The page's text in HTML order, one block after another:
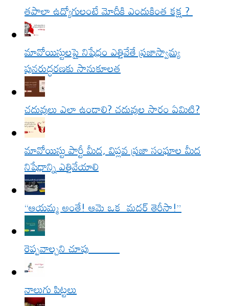
త‌పాలా ఉద్యోగులంటే మోదీకి ఎందుకింత కక్ష ?
మావోయిస్టులపై నిషేధం ఎత్తివేతే ప్రజాస్వామ్య
పునరుద్ధరణకు సానుకూలత
చదువులు ఎలా ఉండాలి? చదువుల సారం ఏమిటి?
మావోయిస్టు పార్టీ మీద, విప్లవ ప్రజా సంఘాల మీద
నిషేధాన్ని ఎత్తివేయాలి
“ఆయమ్మ అంతే! ఆమె ఒక మదర్ తెరీసా!”
రెప్పవాల్చని చూపు
నాలుగు పిట్టలు